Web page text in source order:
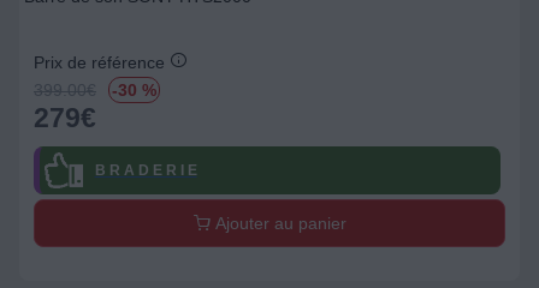
Prix de référence
399.00€ -30 %
279€
B R A D E R I E
Ajouter au panier